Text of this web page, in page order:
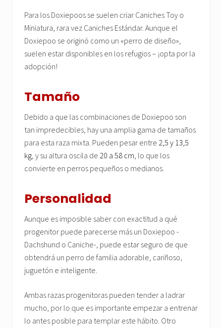
Para los Doxiepoos se suelen criar Caniches Toy o
Miniatura, rara vez Caniches Estándar. Aunque el
Doxiepoo se originó como un «perro de diseño»,
suelen estar disponibles en los refugios – ¡opta por la
adopción!
Tamaño
Debido a que las combinaciones de Doxiepoo son
tan impredecibles, hay una amplia gama de tamaños
para esta raza mixta. Pueden pesar entre 2,5 y 13,5
kg, y su altura oscila de 20 a 58 cm, lo que los
convierte en perros pequeños o medianos.
Personalidad
Aunque es imposible saber con exactitud a qué
progenitor puede parecerse más un Doxiepoo -
Dachshund o Caniche-, puede estar seguro de que
obtendrá un perro de familia adorable, cariñoso,
juguetón e inteligente.
Ambas razas progenitoras pueden tender a ladrar
mucho, por lo que es importante empezar a entrenar
lo antes posible para templar este hábito. Otro